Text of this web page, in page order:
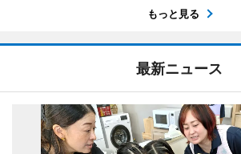
もっと見る
最新ニュース